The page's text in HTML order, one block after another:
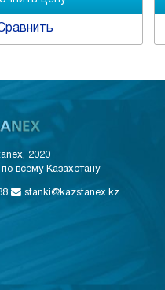
2020
по всему Казахстану
stanki@kazstanex.kz